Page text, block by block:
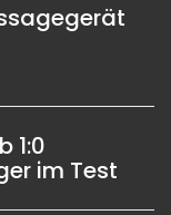
1:0
im Test